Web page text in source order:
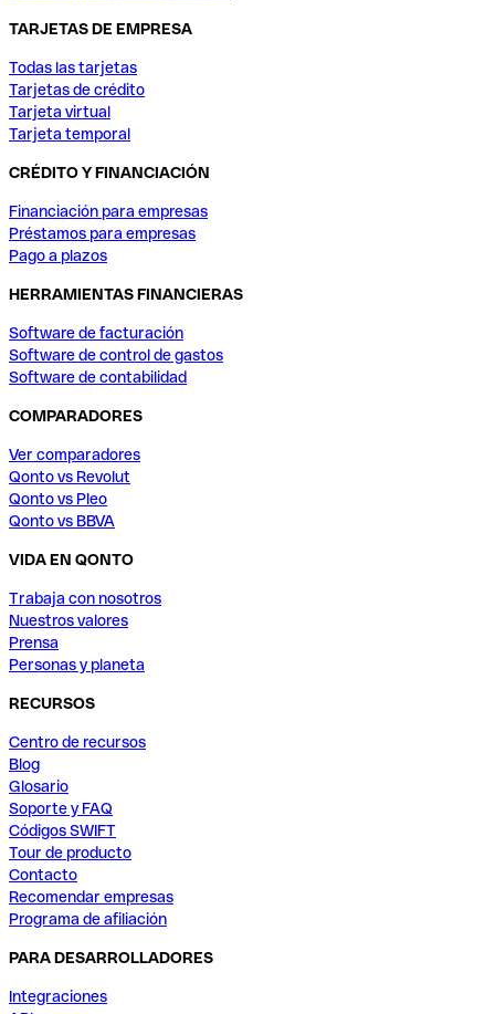
TARJETAS DE EMPRESA
Todas las tarjetas
Tarjetas de crédito
Tarjeta virtual
Tarjeta temporal
CRÉDITO Y FINANCIACIÓN
Financiación para empresas
Préstamos para empresas
Pago a plazos
HERRAMIENTAS FINANCIERAS
Software de facturación
Software de control de gastos
Software de contabilidad
COMPARADORES
Ver comparadores
Qonto vs Revolut
Qonto vs Pleo
Qonto vs BBVA
VIDA EN QONTO
Trabaja con nosotros
Nuestros valores
Prensa
Personas y planeta
RECURSOS
Centro de recursos
Blog
Glosario
Soporte y FAQ
Códigos SWIFT
Tour de producto
Contacto
Recomendar empresas
Programa de afiliación
PARA DESARROLLADORES
Integraciones